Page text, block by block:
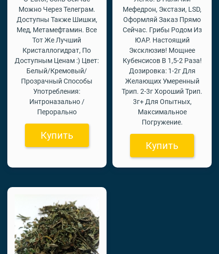
Можно Через Телеграм.
Доступны Также Шишки,
Мед, Метамефтамин. Все
Тот Же Лучший
Кристаллогидрат, По
Доступным Ценам :) Цвет:
Белый/Кремовый/
Прозрачный Способы
Употребления:
Интроназально /
Перорально
Купить
Мефедрон, Экстази, LSD,
Оформляй Заказ Прямо
Сейчас. Грибы Родом Из
ЮАР. Настоящий
Эксклюзив! Мощнее
Кубенсисов В 1,5-2 Раза!
Дозировка: 1-2г Для
Желающих Умеренный
Трип. 2-3г Хороший Трип.
3г+ Для Опытных,
Максимальное
Погружение.
Купить